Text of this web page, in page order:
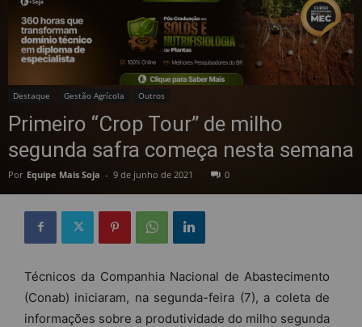
Destaque Gestão Agrícola Outros
Primeiro “Crop Tour” de milho
segunda safra começa nesta semana
Por Equipe Mais Soja - 9 de junho de 2021 0
Técnicos da Companhia Nacional de Abastecimento
(Conab) iniciaram, na segunda-feira (7), a coleta de
informações sobre a produtividade do milho segunda